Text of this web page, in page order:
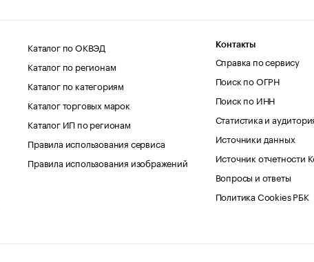
Каталог по ОКВЭД
Каталог по регионам
Каталог по категориям
Каталог торговых марок
Каталог ИП по регионам
Правила использования сервиса
Правила использования изображений
Контакты
Справка по сервису
Поиск по ОГРН
Поиск по ИНН
Статистика и
Источники данных
Источник отчетности
Вопросы и ответы
Политика Cookies РБК